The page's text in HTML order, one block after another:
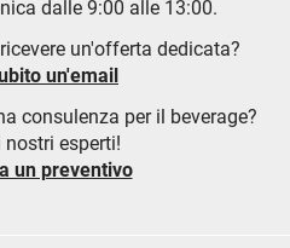
dalle 9:00 alle 13:00.
un'offerta dedicata?
un'email
consulenza per il beverage?
esperti!
un preventivo